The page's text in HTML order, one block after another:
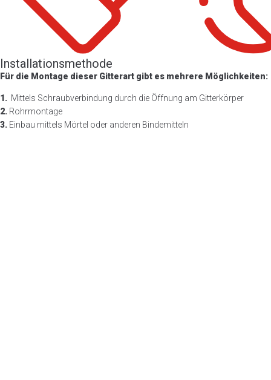
Installationsmethode
Für die Montage dieser Gitterart gibt es mehrere Möglichkeiten:
1. Mittels Schraubverbindung durch die Öffnung am Gitterkörper
2. Rohrmontage
3. Einbau mittels Mörtel oder anderen Bindemitteln